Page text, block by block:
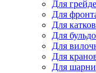
Для
Для
Для
Для
Для
Для
Для